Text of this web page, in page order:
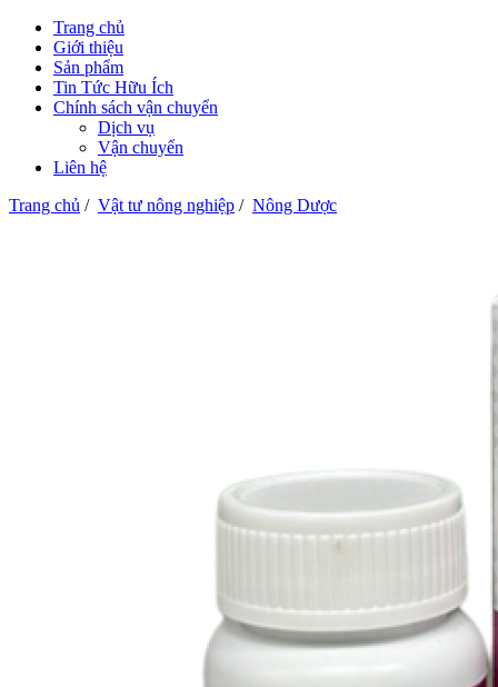
Trang chủ
Giới thiệu
Sản phẩm
Tin Tức Hữu Ích
Chính sách vận chuyển
Dịch vụ
Vận chuyển
Liên hệ
Trang chủ / Vật tư nông nghiệp / Nông Dược